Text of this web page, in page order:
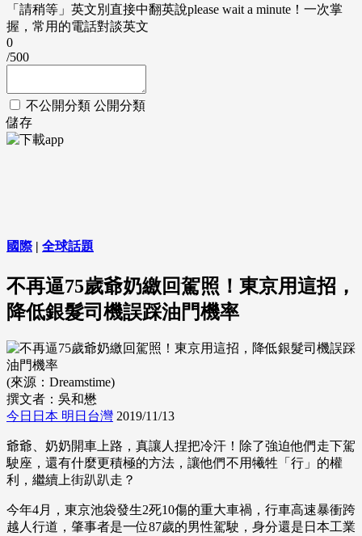
「請稍等」英文別直接中翻英說please wait a minute！一次掌
握，常用的電話對談英文
0
/500
不公開分類 公開分類
儲存
國際| 全球話題
不再逼75歲爺奶繳回駕照！東京用這招，
降低銀髮司機誤踩油門機率
(來源：Dreamstime)
撰文者：吳和懋
今日日本 明日台灣 2019/11/13
爺爺、奶奶開車上路，真讓人捏把冷汗！除了強迫他們走下駕
駛座，還有什麼更積極的方法，讓他們不用犧牲「行」的權
利，繼續上街趴趴走？
今年4月，東京池袋發生2死10傷的重大車禍，行車高速暴衝跨
越人行道，肇事者是一位87歲的男性駕駛，身分還是日本工業